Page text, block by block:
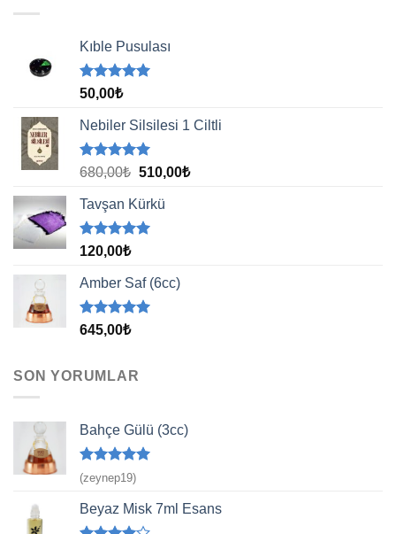
Kıble Pusulası
5 üzerinden
aldı
50,00₺
Nebiler Silsilesi 1 Ciltli
5 üzerinden
aldı
680,00₺ Orijinal
680,00₺.
510,00₺Şu
Tavşan Kürkü
5 üzerinden
aldı
120,00₺
Amber Saf (6cc)
5 üzerinden
645,00₺
SON YORUMLAR
Bahçe Gülü (3cc)
5 üzerinden
5
oy aldı
(zeynep19)
Beyaz Misk 7ml Esans